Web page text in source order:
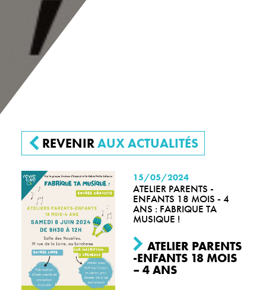
REVENIRAUX ACTUALITÉS
15/05/2024
ATELIER PARENTS -
ENFANTS 18 MOIS - 4
ANS : FABRIQUE TA
MUSIQUE !
ATELIER PARENTS
-ENFANTS 18 MOIS
– 4 ANS